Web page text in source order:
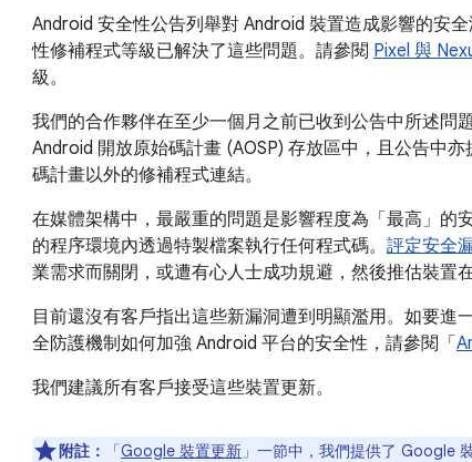
Android 安全性公告列舉對 Android 裝置造成影響的安
性修補程式等級已解決了這些問題。請參閱 Pixel 與
級。
我們的合作夥伴在至少一個月之前已收到公告中所述問
Android 開放原始碼計畫 (AOSP) 存放區中，且公告中
碼計畫以外的修補程式連結。
在媒體架構中，最嚴重的問題是影響程度為「最高」的
的程序環境內透過特製檔案執行任何程式碼。 評定安全
業需求而關閉，或遭有心人士成功規避，然後推估裝置
目前還沒有客戶指出這些新漏洞遭到明顯濫用。如要進
全防護機制如何加強 Android 平台的安全性，請參閱「
我們建議所有客戶接受這些裝置更新。
附註： 「Google 裝置更新 」一節中，我們提供了 Google